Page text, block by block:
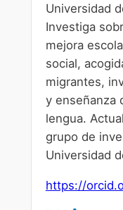
Universidad
Investiga
mejora
social,
migrantes,
y enseñanza
lengua.
grupo de
Universidad
https://